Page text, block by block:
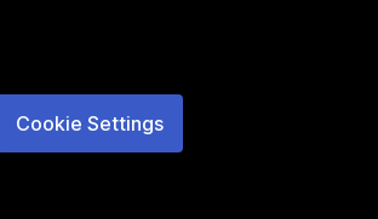
Cookie Settings